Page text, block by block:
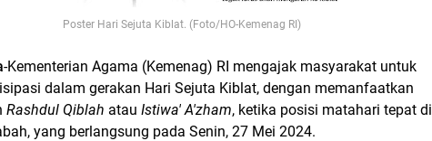
Poster Hari Sejuta Kiblat. (Foto/HO-Kemenag RI)
-Kementerian Agama (Kemenag) RI mengajak masyarakat untuk
dalam gerakan Hari Sejuta Kiblat, dengan memanfaatkan
Rashdul Qiblah atau Istiwa' A'zham, ketika posisi matahari tepat di
yang berlangsung pada Senin, 27 Mei 2024.